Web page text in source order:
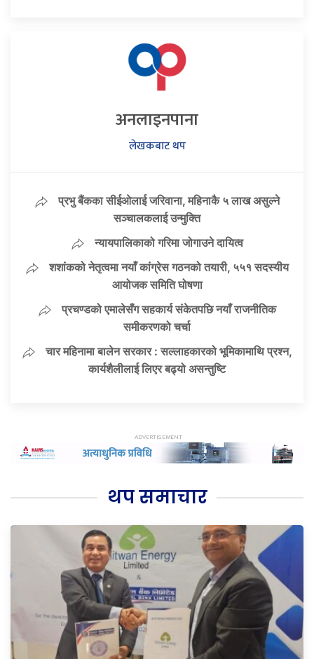
अनलाइनपाना
लेखकबाट थप
प्रभु बैंकका सीईओलाई जरिवाना, महिनाकै ५ लाख असुल्ने
सञ्चालकलाई उन्मुक्ति
न्यायपालिकाको गरिमा जोगाउने दायित्व
शशांकको नेतृत्वमा नयाँ कांग्रेस गठनको तयारी, ५५१ सदस्यीय
आयोजक समिति घोषणा
प्रचण्डको एमालेसँग सहकार्य संकेतपछि नयाँ राजनीतिक
समीकरणको चर्चा
चार महिनामा बालेन सरकार : सल्लाहकारको भूमिकामाथि प्रश्न,
कार्यशैलीलाई लिएर बढ्यो असन्तुष्टि
थप समाचार